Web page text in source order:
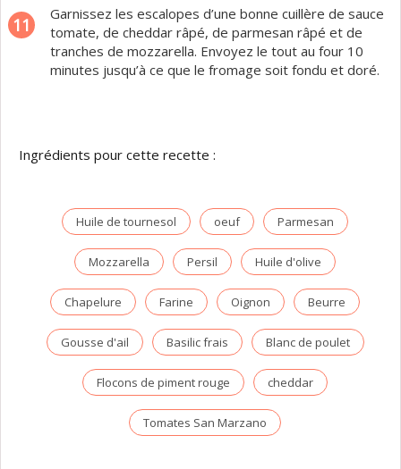
11
Garnissez les escalopes d’une bonne cuillère de sauce
tomate, de cheddar râpé, de parmesan râpé et de
tranches de mozzarella. Envoyez le tout au four 10
minutes jusqu’à ce que le fromage soit fondu et doré.
Ingrédients pour cette recette :
Huile de tournesol oeuf Parmesan
Mozzarella Persil Huile d'olive
Chapelure Farine Oignon Beurre
Gousse d'ail Basilic frais Blanc de poulet
Flocons de piment rouge cheddar
Tomates San Marzano